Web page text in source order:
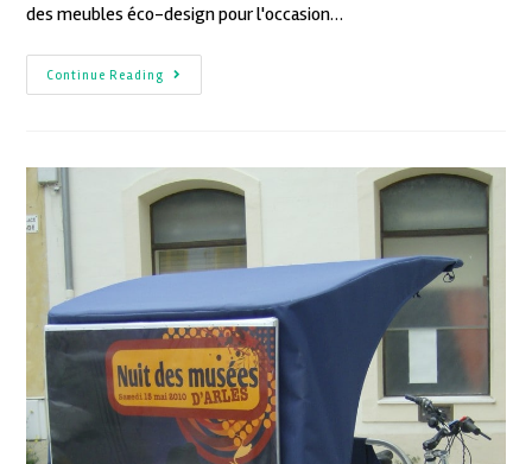
des meubles éco-design pour l'occasion…
Continue Reading